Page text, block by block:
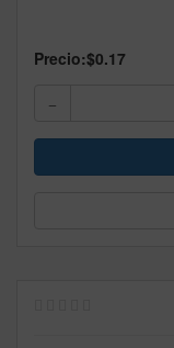
Precio:$0.17